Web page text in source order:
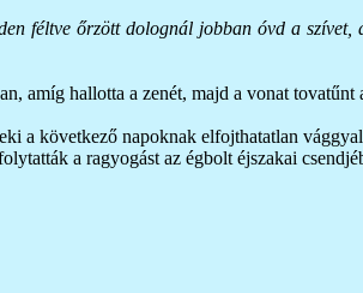
féltve őrzött dolognál jobban óvd a
amíg hallotta a zenét, majd a vonat tovatűnt
a következő napoknak elfojthatatlan
a ragyogást az égbolt éjszakai